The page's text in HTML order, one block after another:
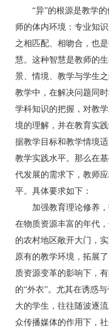
“异”的根源是教学的
师的体内环境：专业知
之相匹配、相吻合，也
慧。这种智慧是教师的
景、情境、教学与学生
教学中，在解决问题同
学科知识的把握，对教
境的理解，并在教育实
据教学目标和教学情境
教学实践水平。那么在
代发展的需求下，教师
平。具体要求如下：
加强教育理论修养，
在物质资源丰富的年代
的农村地区敞开大门，
原有的教学环境，拓展
质资源变革的影响下，
的“外衣”。尤其在诱惑
大的学生，往往随波逐
众传播媒体的作用下，